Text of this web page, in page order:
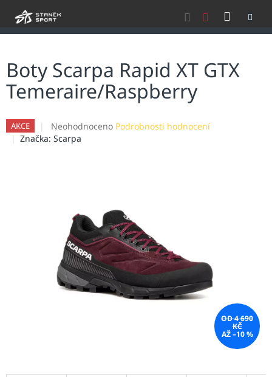
Boty Scarpa Rapid XT GTX
Temeraire/Raspberry
AKCE
Průměrné
hodnocení
Neohodnoceno Podrobnosti hodnocení
Značka: Scarpa
OD 4 690
KČ
AŽ –10 %